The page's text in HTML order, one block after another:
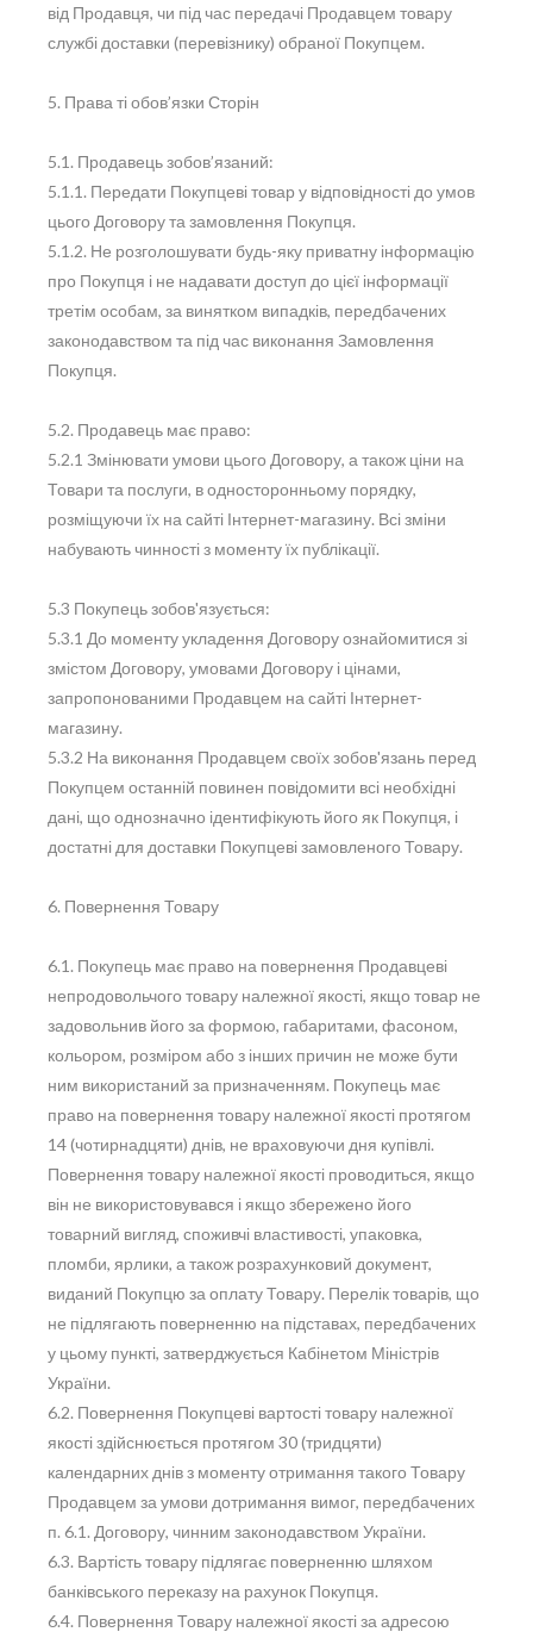
від Продавця, чи під час передачі Продавцем товару
службі доставки (перевізнику) обраної Покупцем.
5. Права ті обов’язки Сторін
5.1. Продавець зобов’язаний:
5.1.1. Передати Покупцеві товар у відповідності до умов
цього Договору та замовлення Покупця.
5.1.2. Не розголошувати будь-яку приватну інформацію
про Покупця і не надавати доступ до цієї інформації
третім особам, за винятком випадків, передбачених
законодавством та під час виконання Замовлення
Покупця.
5.2. Продавець має право:
5.2.1 Змінювати умови цього Договору, а також ціни на
Товари та послуги, в односторонньому порядку,
розміщуючи їх на сайті Інтернет-магазину. Всі зміни
набувають чинності з моменту їх публікації.
5.3 Покупець зобов'язується:
5.3.1 До моменту укладення Договору ознайомитися зі
змістом Договору, умовами Договору і цінами,
запропонованими Продавцем на сайті Інтернет-
магазину.
5.3.2 На виконання Продавцем своїх зобов'язань перед
Покупцем останній повинен повідомити всі необхідні
дані, що однозначно ідентифікують його як Покупця, і
достатні для доставки Покупцеві замовленого Товару.
6. Повернення Товару
6.1. Покупець має право на повернення Продавцеві
непродовольчого товару належної якості, якщо товар не
задовольнив його за формою, габаритами, фасоном,
кольором, розміром або з інших причин не може бути
ним використаний за призначенням. Покупець має
право на повернення товару належної якості протягом
14 (чотирнадцяти) днів, не враховуючи дня купівлі.
Повернення товару належної якості проводиться, якщо
він не використовувався і якщо збережено його
товарний вигляд, споживчі властивості, упаковка,
пломби, ярлики, а також розрахунковий документ,
виданий Покупцю за оплату Товару. Перелік товарів, що
не підлягають поверненню на підставах, передбачених
у цьому пункті, затверджується Кабінетом Міністрів
України.
6.2. Повернення Покупцеві вартості товару належної
якості здійснюється протягом 30 (тридцяти)
календарних днів з моменту отримання такого Товару
Продавцем за умови дотримання вимог, передбачених
п. 6.1. Договору, чинним законодавством України.
6.3. Вартість товару підлягає поверненню шляхом
банківського переказу на рахунок Покупця.
6.4. Повернення Товару належної якості за адресою